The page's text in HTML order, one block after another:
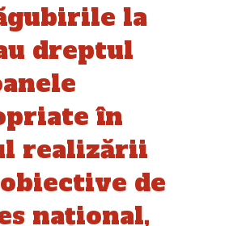
la
dreptul
în
realizării
de
național,